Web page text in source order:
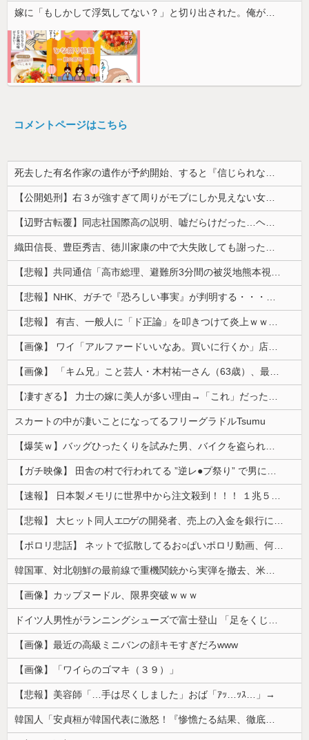
嫁に「もしかして浮気してない？」と切り出された。俺が「おまえと違って浮気なんかするほど今の生活に不満なんてないし。」と言った途端に嫁が泣...
コメントページはこちら
スカートの中が凄いことになってるフリーグラドルTsumu
【画像】カップヌードル、限界突破ｗｗｗ
【画像】最近の高級ミニバンの顔キモすぎだろwww
【画像】「ワイらのゴマキ（３９）」
【悲報】美容師「…手は尽くしました」おば「ｱｯ…ｯｽ…」→